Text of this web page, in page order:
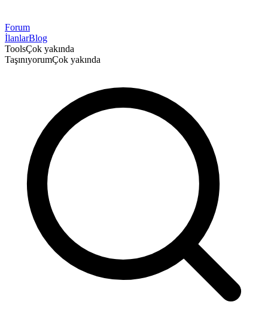
Forum
İlanlarBlog
ToolsÇok yakında
TaşınıyorumÇok yakında